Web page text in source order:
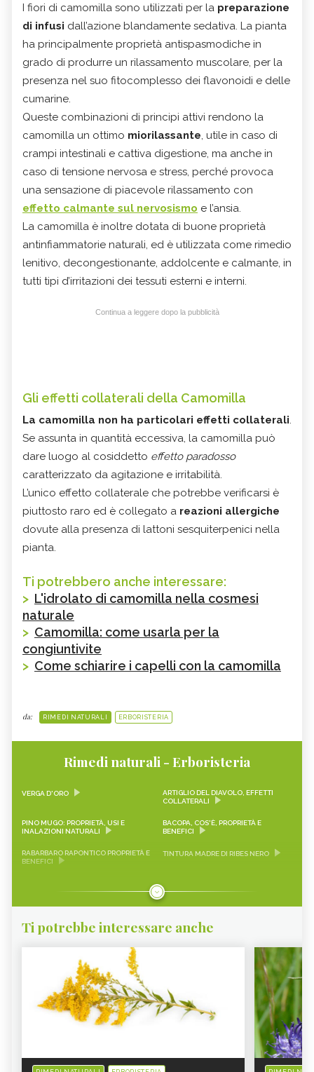
I fiori di camomilla sono utilizzati per la preparazione
di infusi dall’azione blandamente sedativa. La pianta
ha principalmente proprietà antispasmodiche in
grado di produrre un rilassamento muscolare, per la
presenza nel suo fitocomplesso dei flavonoidi e delle
cumarine.
Queste combinazioni di principi attivi rendono la
camomilla un ottimo miorilassante, utile in caso di
crampi intestinali e cattiva digestione, ma anche in
caso di tensione nervosa e stress, perché provoca
una sensazione di piacevole rilassamento con
effetto calmante sul nervosismo e l’ansia.
La camomilla è inoltre dotata di buone proprietà
antinfiammatorie naturali, ed è utilizzata come rimedio
lenitivo, decongestionante, addolcente e calmante, in
tutti tipi d’irritazioni dei tessuti esterni e interni.
Continua a leggere dopo la pubblicità
Gli effetti collaterali della Camomilla
La camomilla non ha particolari effetti collaterali.
Se assunta in quantità eccessiva, la camomilla può
dare luogo al cosiddetto effetto paradosso
caratterizzato da agitazione e irritabilità.
L’unico effetto collaterale che potrebbe verificarsi è
piuttosto raro ed è collegato a reazioni allergiche
dovute alla presenza di lattoni sesquiterpenici nella
pianta.
Ti potrebbero anche interessare:
> L'idrolato di camomilla nella cosmesi
naturale
> Camomilla: come usarla per la
congiuntivite
> Come schiarire i capelli con la camomilla
da: RIMEDI NATURALI ERBORISTERIA
Rimedi naturali - Erboristeria
VERGA D'ORO
ARTIGLIO DEL DIAVOLO, EFFETTI
COLLATERALI
PINO MUGO: PROPRIETÀ, USI E
INALAZIONI NATURALI
BACOPA, COS'È, PROPRIETÀ E
BENEFICI
RABARBARO RAPONTICO PROPRIETÀ E
BENEFICI
TINTURA MADRE DI RIBES NERO
KARKADÈ
ERICA - CURE-NATURALI.IT
PIANTE PER COMBATTERE
L’INVECCHIAMENTO CUTANEO -
CURE-NATURALI.IT
PROANTOCIANIDINE: COSA SONO,
BENEFICI ED EFFETTI COLLATERALI -
CURE-NATURALI.IT
SAMBUCO - CURE-NATURALI.IT
BANABA PROPRIETÀ E
Ti potrebbe interessare anche